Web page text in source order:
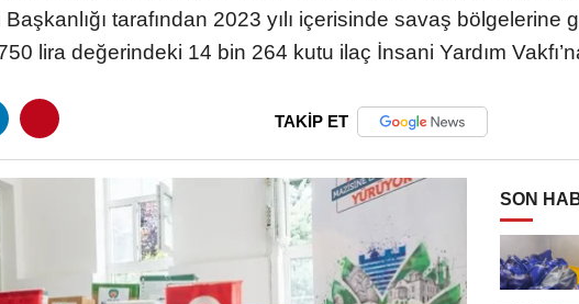
tarafından 2023 yılı içerisinde savaş
lira değerindeki 14 bin 264 kutu ilaç İnsani Yardım
TAKİP ET
SON